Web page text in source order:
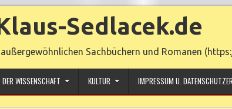
Sedlacek.de
Sachbüchern und Romanen
WISSENSCHAFT KULTUR IMPRESSUM U.